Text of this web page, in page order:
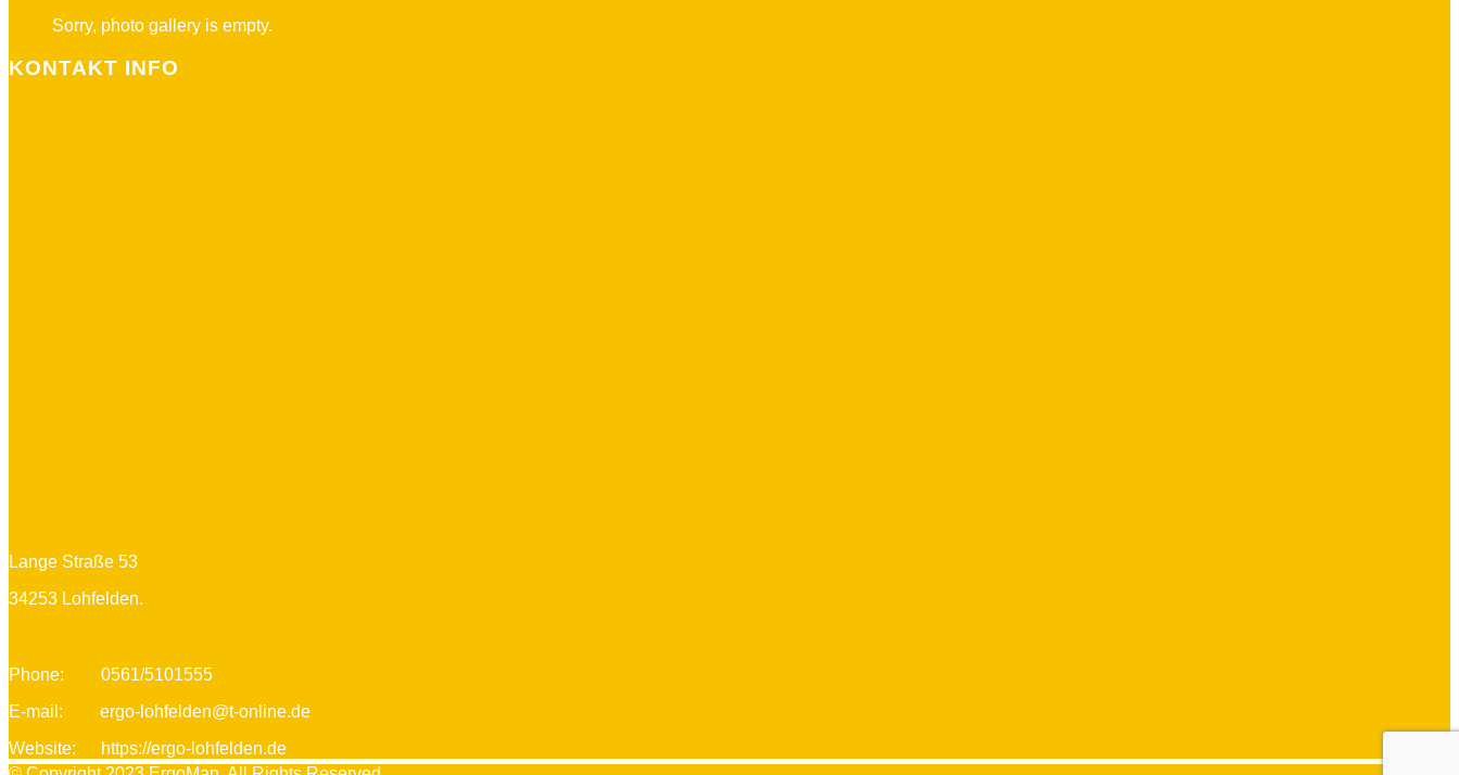
Sorry, photo gallery is empty.
KONTAKT INFO
Lange Straße 53
34253 Lohfelden.
Phone:
0561/5101555
E-mail:
ergo-lohfelden@t-online.de
Website:
https://ergo-lohfelden.de